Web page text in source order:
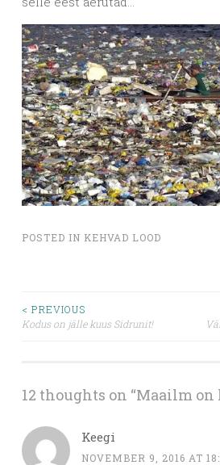
POSTED IN KEHVAD LOOD
Post
< PREVIOUS
Kodus on jälle kuus Sidrunit!
12 thoughts on “Maailm
Keegi
NOVEMBER 9, 2016 AT